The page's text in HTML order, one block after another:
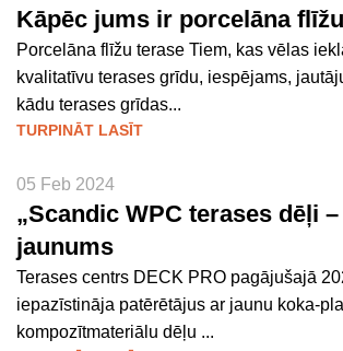
Kāpēc jums ir porcelāna
Porcelāna flīžu terase Tiem, kas vēlas
kvalitatīvu terases grīdu, iespējams,
kādu terases grīdas...
TURPINĀT LASĪT
05 Feb 2024
„Scandic WPC terases dēļi
jaunums
Terases centrs DECK PRO pagājušajā
iepazīstināja patērētājus ar jaunu koka-
kompozītmateriālu dēļu ...